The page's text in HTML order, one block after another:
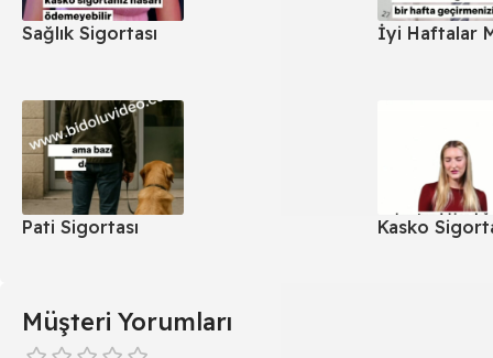
Sağlık Sigortası İyi Haftalar
Pati Sigortası Kasko
Müşteri Yorumları